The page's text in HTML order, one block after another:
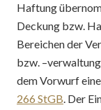
Haftung
Deckung bzw.
Bereichen der
bzw.
dem Vorwurf
266 StGB. Der